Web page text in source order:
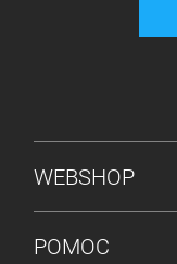
MENU STOPKI
WEBSHOP
POMOC